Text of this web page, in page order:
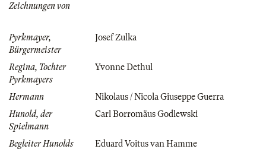
Zeichnungen von
Pyrkmayer,
Bürgermeister
Josef Zulka
Regina, Tochter
Pyrkmayers
Yvonne Dethul
Hermann
Nikolaus / Nicola Giuseppe Guerra
Hunold, der
Spielmann
Carl Borromäus Godlewski
Begleiter Hunolds
Eduard Voitus van Hamme